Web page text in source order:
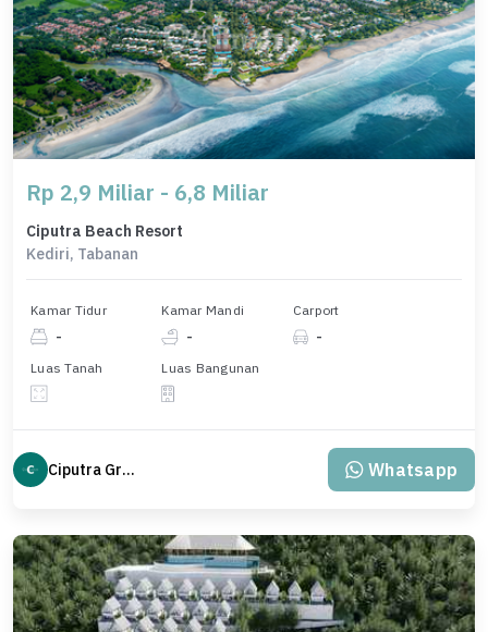
Rp 2,9 Miliar - 6,8 Miliar
Ciputra Beach Resort
Kediri, Tabanan
Kamar Tidur
-
Kamar Mandi
-
Carport
-
Luas Tanah Luas Bangunan
Ciputra Group Whatsapp